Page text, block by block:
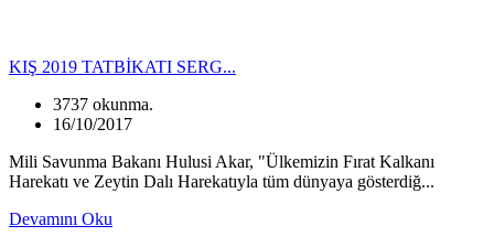
KIŞ 2019 TATBİKATI SERG...
3737 okunma.
16/10/2017
Mili Savunma Bakanı Hulusi Akar, "Ülkemizin Fırat Kalkanı
Harekatı ve Zeytin Dalı Harekatıyla tüm dünyaya gösterdiğ...
Devamını Oku